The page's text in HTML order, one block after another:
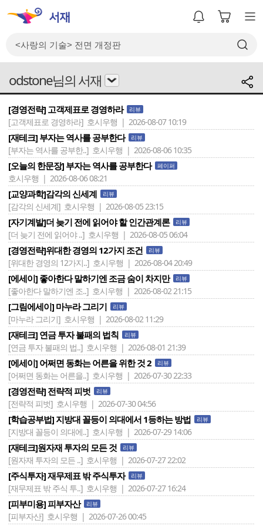
odstone님의 서재
[경영전략] 고객제표로 경영하라 리뷰
[고객제표로 경영하라] 호시우행 | 2026-08-07 10:19
[재테크] 부자는 역사를 공부한다 리뷰
[부자는 역사를 공부한..] 호시우행 | 2026-08-06 10:35
[오늘의 한문장] 부자는 역사를 공부한다 페이퍼
호시우행 | 2026-08-06 08:21
[교양과학]감각의 신세계 리뷰
[감각의 신세계] 호시우행 | 2026-08-05 23:15
[자기계발]더 늦기 전에 읽어야 할 인간관계론 리뷰
[더 늦기 전에 읽어야 ..] 호시우행 | 2026-08-05 06:04
[경영전략]위대한 경영의 12가지 조건 리뷰
[위대한 경영의 12가지..] 호시우행 | 2026-08-04 20:49
[에세이] 좋아한다 말하기엔 조금 숨이 차지만 리뷰
[좋아한다 말하기엔 조..] 호시우행 | 2026-08-02 21:15
[그림에세이] 마누라 그리기 리뷰
[마누라 그리기] 호시우행 | 2026-08-02 11:29
[재테크] 연금 투자 불패의 법칙 리뷰
[연금 투자 불패의 법..] 호시우행 | 2026-08-01 21:39
[에세이] 어쩌면 동화는 어른을 위한 것 2 리뷰
[어쩌면 동화는 어른을..] 호시우행 | 2026-07-30 22:33
[경영전략] 전략적 피벗 리뷰
[전략적 피벗] 호시우행 | 2026-07-30 04:56
[학습공부법] 지방대 꼴등이 의대에서 1등하는 방법 리뷰
[지방대 꼴등이 의대에..] 호시우행 | 2026-07-29 14:06
[재테크]원자재 투자의 모든 것 리뷰
[원자재 투자의 모든 ..] 호시우행 | 2026-07-27 22:02
[주식투자] 재무제표 밖 주식투자 리뷰
[재무제표 밖 주식 투..] 호시우행 | 2026-07-27 16:24
[피부미용] 피부자산 리뷰
[피부자산] 호시우행 | 2026-07-26 00:45